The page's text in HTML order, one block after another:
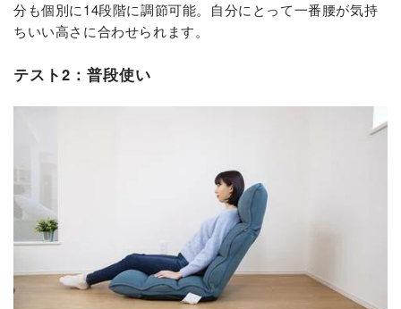
分も個別に14段階に調節可能。自分にとって一番腰が気持
ちいい高さに合わせられます。
テスト2：普段使い